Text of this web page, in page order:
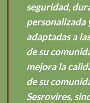
seguridad,
personalizada
adaptadas a
de su
mejora la
de su
Sesrovires,